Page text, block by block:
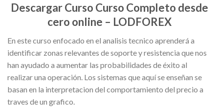
Descargar Curso Curso Completo desde
cero online – LODFOREX
En este curso enfocado en el analisis tecnico aprenderá a
identificar zonas relevantes de soporte y resistencia que nos
han ayudado a aumentar las probabilidades de éxito al
realizar una operación. Los sistemas que aquí se enseñan se
basan en la interpretacion del comportamiento del precio a
traves de un grafico.